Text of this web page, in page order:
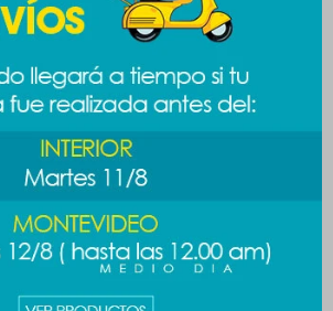
que te pueden interesar